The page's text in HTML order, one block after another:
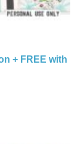
+ FREE with